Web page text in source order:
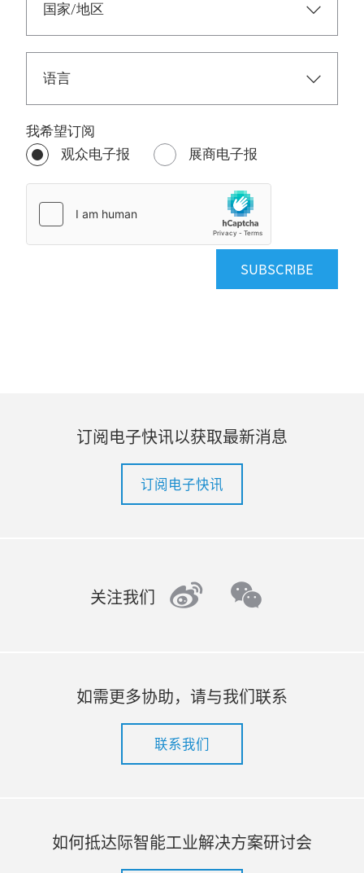
我希望订阅
观众电子报
展商电子报
SUBSCRIBE
订阅电子快讯以获取最新消息
订阅电子快讯
关注我们 weibowechat
如需更多协助，请与我们联系
联系我们
如何抵达际智能工业解决方案研讨会